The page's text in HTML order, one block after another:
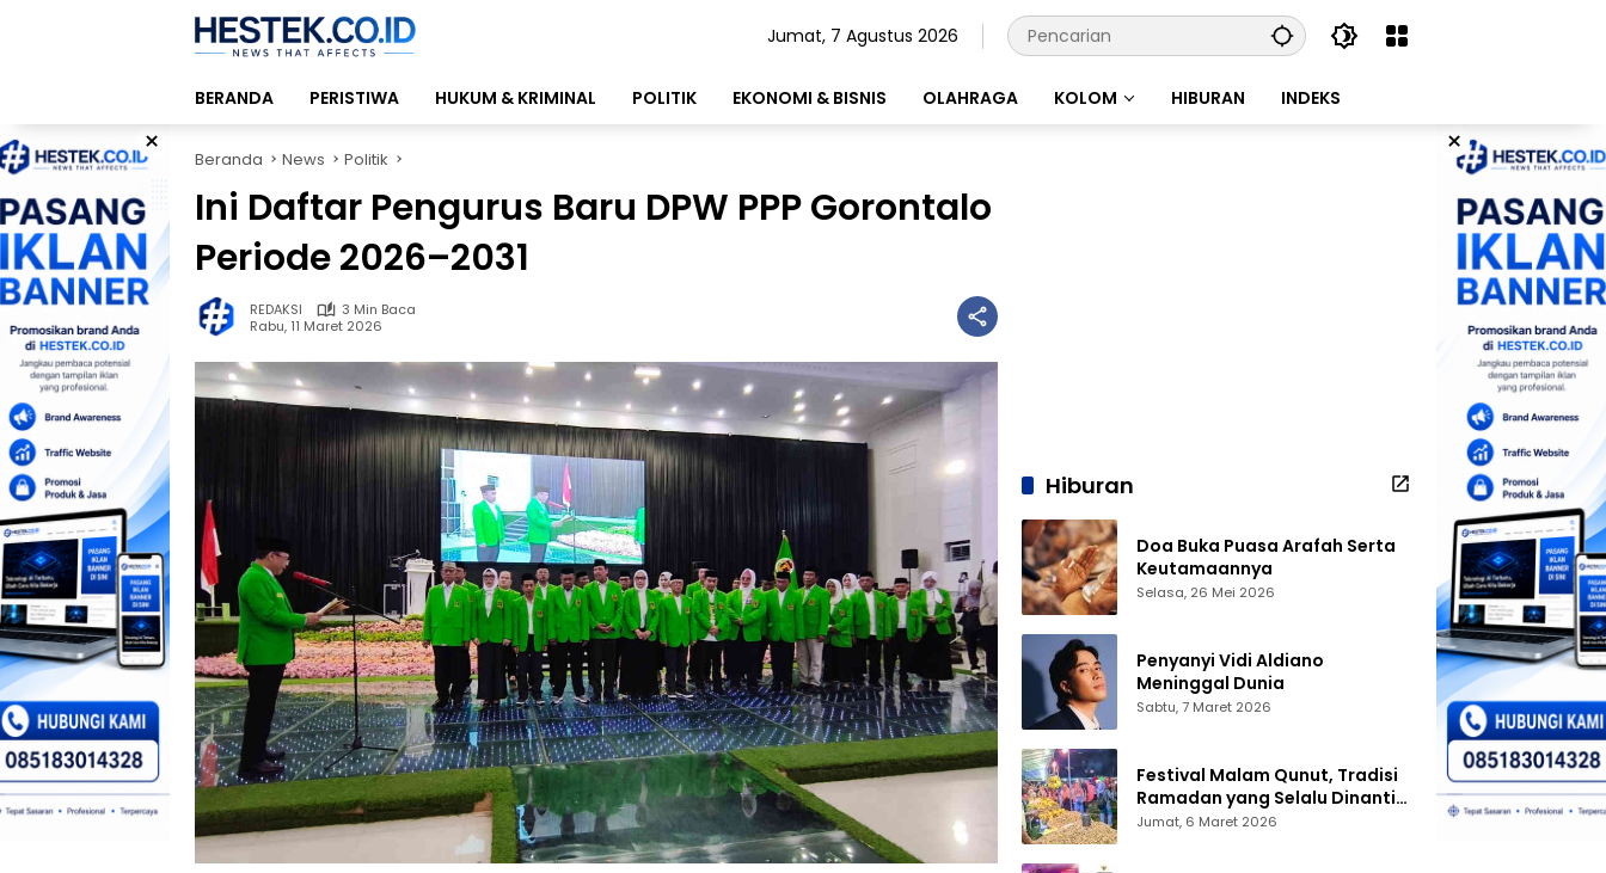
Jumat, 7 Agustus 2026
BERANDA PERISTIWA HUKUM & KRIMINAL POLITIK EKONOMI & BISNIS OLAHRAGA KOLOM HIBURAN INDEKS
× ×
Beranda News Politik
Ini Daftar Pengurus Baru DPW PPP Gorontalo
Periode 2026–2031
REDAKSI
3 Min Baca
Rabu, 11 Maret 2026
Hiburan
Doa Buka Puasa Arafah Serta
Keutamaannya
Selasa, 26 Mei 2026
Penyanyi Vidi Aldiano
Meninggal Dunia
Sabtu, 7 Maret 2026
Festival Malam Qunut, Tradisi
Ramadan yang Selalu Dinanti
Warga Gorontalo
Jumat, 6 Maret 2026